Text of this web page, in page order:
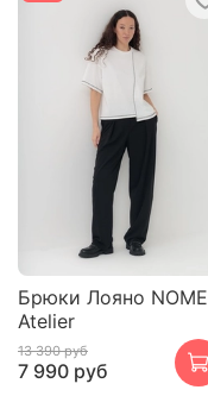
Брюки Лояно NOME
Atelier
13 390 руб
7 990 руб